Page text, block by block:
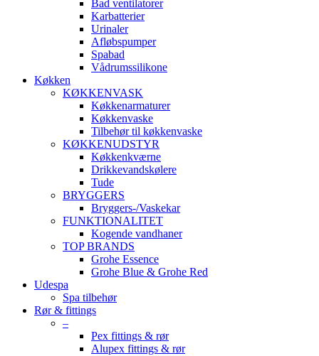
Bad ventilatorer
Karbatterier
Urinaler
Afløbspumper
Spabad
Vådrumssilikone
Køkken
KØKKENVASK
Køkkenarmaturer
Køkkenvaske
Tilbehør til køkkenvaske
KØKKENUDSTYR
Køkkenkværne
Drikkevandskølere
Tude
BRYGGERS
Bryggers-/Vaskekar
FUNKTIONALITET
Kogende vandhaner
TOP BRANDS
Grohe Essence
Grohe Blue & Grohe Red
Udespa
Spa tilbehør
Rør & fittings
–
Pex fittings & rør
Alupex fittings & rør